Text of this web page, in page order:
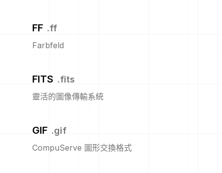
FF .ff
Farbfeld
FITS .fits
靈活的圖像傳輸系統
GIF .gif
CompuServe 圖形交換格式